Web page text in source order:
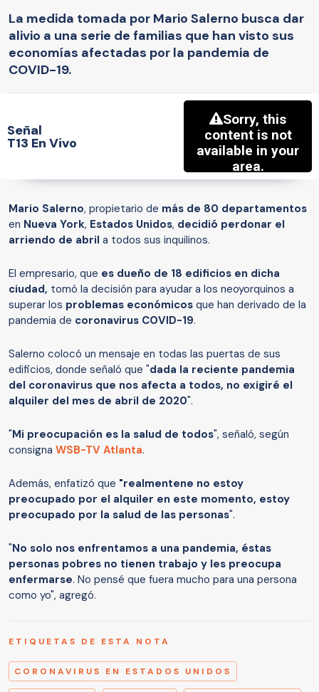
La medida tomada por Mario Salerno busca dar
alivio a una serie de familias que han visto sus
economías afectadas por la pandemia de
COVID-19.
Señal
T13 En Vivo
Mario Salerno, propietario de más de 80 departamentos
en Nueva York, Estados Unidos, decidió perdonar el
arriendo de abril a todos sus inquilinos.
El empresario, que es dueño de 18 edificios en dicha
ciudad, tomó la decisión para ayudar a los neoyorquinos a
superar los problemas económicos que han derivado de la
pandemia de coronavirus COVID-19.
Salerno colocó un mensaje en todas las puertas de sus
edificios, donde señaló que "dada la reciente pandemia
del coronavirus que nos afecta a todos, no exigiré el
alquiler del mes de abril de 2020".
"Mi preocupación es la salud de todos", señaló, según
consigna WSB-TV Atlanta.
Además, enfatizó que "realmentene no estoy
preocupado por el alquiler en este momento, estoy
preocupado por la salud de las personas".
"No solo nos enfrentamos a una pandemia, éstas
personas pobres no tienen trabajo y les preocupa
enfermarse. No pensé que fuera mucho para una persona
como yo", agregó.
ETIQUETAS DE ESTA NOTA
CORONAVIRUS EN ESTADOS UNIDOS